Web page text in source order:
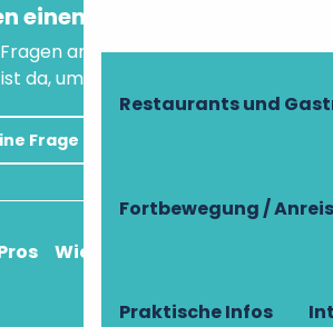
Restaurants und
Fortbewegung /
Praktische Infos
einen Rat?
an unseren virtuellen
da, um Ihnen zu helfen.
Frage
Wie komme ich an?